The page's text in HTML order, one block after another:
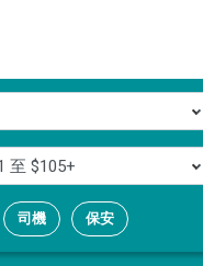
至 $105+
司機 保安